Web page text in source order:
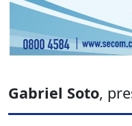
Gabriel Soto,